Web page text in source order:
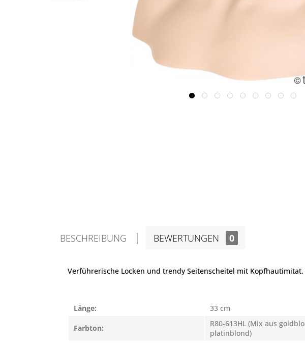
BESCHREIBUNG BEWERTUNGEN 0
Verführerische Locken und trendy Seitenscheitel mit
Länge: 33 cm
Farbton:
R80-613HL (Mix aus
platinblond)